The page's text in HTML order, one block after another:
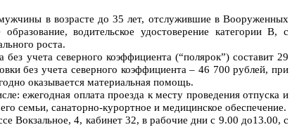
в возрасте до 35 лет, отслужившие в Вооруженных
водительское удостоверение категории В, с
роста.
учета северного коэффициента (“полярок”) составит 29
без учета северного коэффициента – 46 700 рублей, при
оказывается материальная помощь.
ежегодная оплата проезда к месту проведения отпуска и
семьи, санаторно-курортное и медицинское обеспечение.
Вокзальное, 4, кабинет 32, в рабочие дни с 9.00 до13.00, с